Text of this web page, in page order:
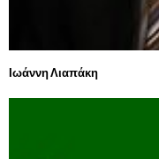
Ιωάννη Λιαπάκη